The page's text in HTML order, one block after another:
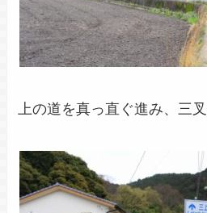
上の道を真っ直ぐ進み、三